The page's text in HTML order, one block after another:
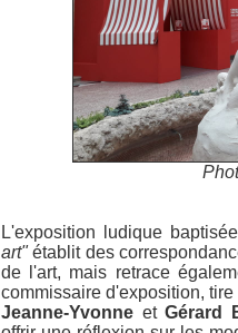
L'exposition ludique
art"établit des
de l'art, mais retrace
commissaire d'exposition,
Jeanne-Yvonne etGérard